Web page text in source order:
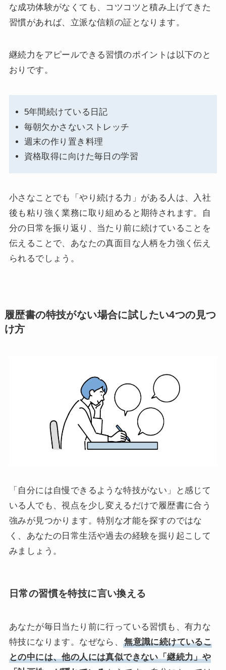
な成功体験がなくても、コツコツと積み上げてきた
習慣があれば、立派な信頼の証となります。
継続力をアピールできる習慣のポイントは以下のと
おりです。
5年間続けている日記
毎朝欠かさないストレッチ
週末の作り置き料理
資格取得に向けた毎日の学習
小さなことでも「やり続ける力」がある人は、入社
後も粘り強く業務に取り組めると期待されます。自
分の日常を振り返り、当たり前に続けていることを
伝えることで、あなたの真面目な人柄を力強く伝え
られるでしょう。
履歴書の特技がない場合に試したい4つの見つ
け方
「自分には自慢できるような特技がない」と感じて
いる人でも、視点を少し変えるだけで履歴書に合う
強みが見つかります。特別な才能を探すのではな
く、あなたの日常生活や過去の経験を掘り起こして
みましょう。
日常の習慣を特技に言い換える
あなたが毎日当たり前に行っている習慣も、有力な
特技になります。なぜなら、無意識に続けているこ
との中には、他の人には真似できない「継続力」や